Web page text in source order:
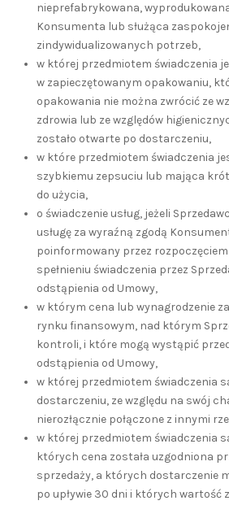
nieprefabrykowana,
Konsumenta lub służąca
zindywidualizowanych potrzeb,
w której przedmiotem świadczenia
w zapieczętowanym opakowaniu,
opakowania nie można zwrócić ze
zdrowia lub ze względów
zostało otwarte po dostarczeniu,
w które przedmiotem świadczenia
szybkiemu zepsuciu lub mająca
do użycia,
o świadczenie usług, jeżeli
usługę za wyraźną zgodą
poinformowany przez rozpoczęciem
spełnieniu świadczenia przez
odstąpienia od Umowy,
w którym cena lub wynagrodzenie
rynku finansowym, nad którym
kontroli, i które mogą wystąpić
odstąpienia od Umowy,
w której przedmiotem świadczenia
dostarczeniu, ze względu na swój
nierozłącznie połączone z innymi
w której przedmiotem świadczenia
których cena została uzgodniona
sprzedaży, a których dostarczenie
po upływie 30 dni i których wartość